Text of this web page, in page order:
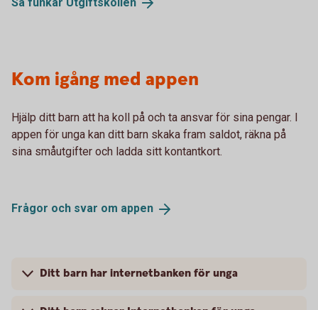
Kom igång med appen
Hjälp ditt barn att ha koll på och ta ansvar för sina pengar. I
appen för unga kan ditt barn skaka fram saldot, räkna på
sina småutgifter och ladda sitt kontantkort.
Frågor och svar om appen
Ditt barn har internetbanken för unga